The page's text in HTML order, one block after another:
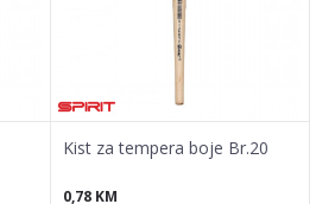
Kist za tempera boje Br.20
0,78 KM